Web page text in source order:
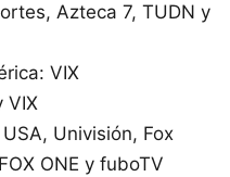
Azteca 7, TUDN y
VIX
VIX
Univisión, Fox
ONE y fuboTV